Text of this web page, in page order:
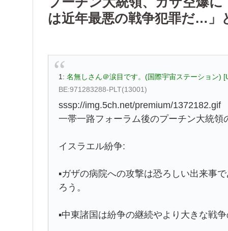
は近年最悪の戦争犯罪だ…」
1: 名無しさん＠涙目です。(国際宇宙ステーション)
BE:971283288-PLT(13001)
sssp://img.5ch.net/premium/1372182.gif
一帯一路フォーラム後のプーチン大統領
イスラエル紛争:
▪ガザの病院への攻撃は恐ろしい出来事
ろう。
▪中東諸国は紛争の継続やより大きな戦